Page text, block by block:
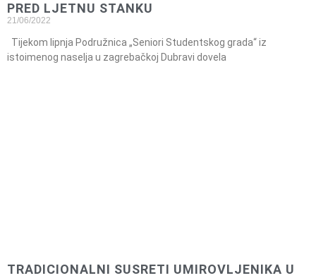
PRED LJETNU STANKU
21/06/2022
Tijekom lipnja Podružnica „Seniori Studentskog grada“ iz
istoimenog naselja u zagrebačkoj Dubravi dovela
TRADICIONALNI SUSRETI UMIROVLJENIKA U